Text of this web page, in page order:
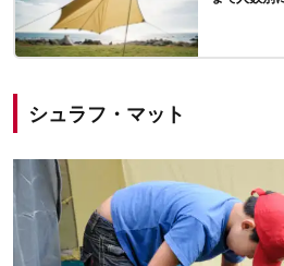
シュラフ・マット